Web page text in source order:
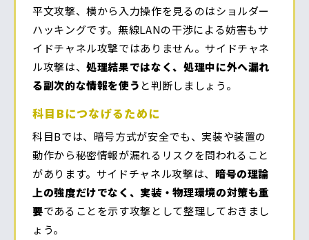
平文攻撃、横から入力操作を見るのはショルダー
ハッキングです。無線LANの干渉による妨害もサ
イドチャネル攻撃ではありません。サイドチャネ
ル攻撃は、処理結果ではなく、処理中に外へ漏れ
る副次的な情報を使う と判断しましょう。
科目Bにつなげるために
科目Bでは、暗号方式が安全でも、実装や装置の
動作から秘密情報が漏れるリスクを問われること
があります。サイドチャネル攻撃は、 暗号の理論
上の強度だけでなく、実装・物理環境の対策も重
要であることを示す攻撃として整理しておきまし
ょう。